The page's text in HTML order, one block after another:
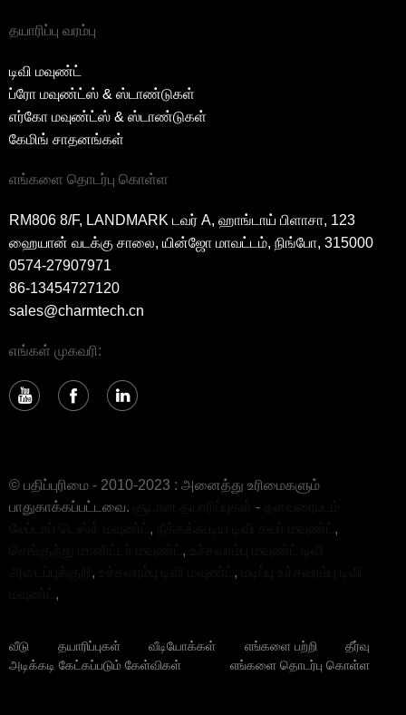
தயாரிப்பு வரம்பு
டிவி மவுண்ட்
ப்ரோ மவுண்ட்ஸ் & ஸ்டாண்டுகள்
எர்கோ மவுண்ட்ஸ் & ஸ்டாண்டுகள்
கேமிங் சாதனங்கள்
எங்களை தொடர்பு கொள்ள
RM806 8/F, LANDMARK டவர் A, ஹாங்டாய் பிளாசா, 123
ஹையான் வடக்கு சாலை, யின்ஜோ மாவட்டம், நிங்போ, 315000
0574-27907971
86-13454727120
sales@charmtech.cn
எங்கள் முகவரி:
© பதிப்புரிமை - 2010-2023 : அனைத்து உரிமைகளும்
பாதுகாக்கப்பட்டவை.
-
,
,
,
, ,
,
வீடு தயாரிப்புகள் வீடியோக்கள் எங்களை பற்றி
தீர்வு
அடிக்கடி கேட்கப்படும் கேள்விகள்
எங்களை தொடர்பு கொள்ள